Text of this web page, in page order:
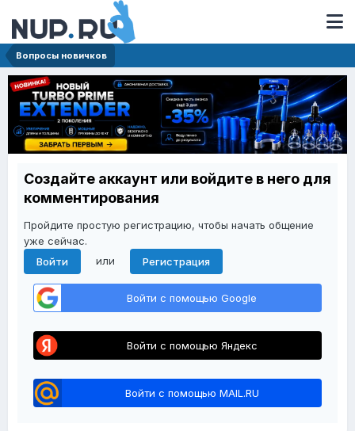
Вопросы новичков
Создайте аккаунт или войдите в него для
комментирования
Пройдите простую регистрацию, чтобы начать общение
уже сейчас.
Войти
или Регистрация
Войти с помощью Google
Войти с помощью Яндекс
Войти с помощью MAIL.RU